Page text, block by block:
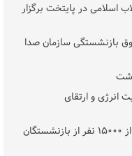
اسلامی در پایتخت برگزار
بازنشستگی سازمان صدا
انرژی و ارتقای
پاسخگوئی به سوالات و رفع ابهامات بیش از ۱۵۰۰۰ نفر از بازنشستگان